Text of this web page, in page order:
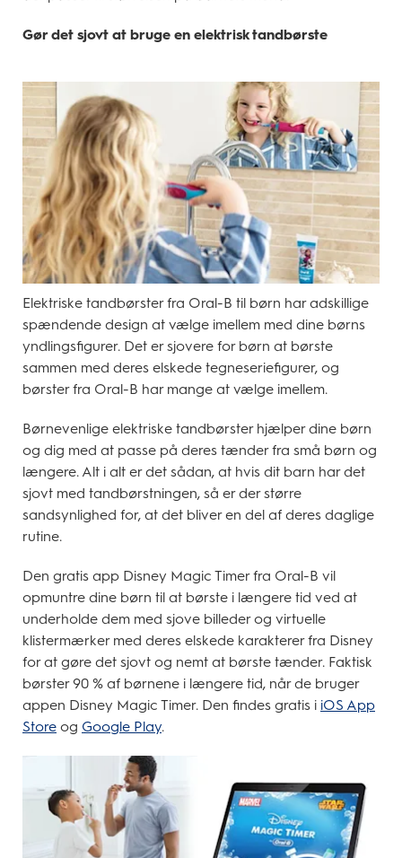
Gør det sjovt at bruge en elektrisk tandbørste
Elektriske tandbørster fra Oral-B til børn har adskillige
spændende design at vælge imellem med dine børns
yndlingsfigurer. Det er sjovere for børn at børste
sammen med deres elskede tegneseriefigurer, og
børster fra Oral-B har mange at vælge imellem.
Børnevenlige elektriske tandbørster hjælper dine børn
og dig med at passe på deres tænder fra små børn og
længere. Alt i alt er det sådan, at hvis dit barn har det
sjovt med tandbørstningen, så er der større
sandsynlighed for, at det bliver en del af deres daglige
rutine.
Den gratis app Disney Magic Timer fra Oral-B vil
opmuntre dine børn til at børste i længere tid ved at
underholde dem med sjove billeder og virtuelle
klistermærker med deres elskede karakterer fra Disney
for at gøre det sjovt og nemt at børste tænder. Faktisk
børster 90 % af børnene i længere tid, når de bruger
appen Disney Magic Timer. Den findes gratis i iOS App
Store og Google Play.